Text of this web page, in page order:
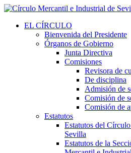
EL CÍRCULO
Bienvenida del Presidente
Órganos de Gobierno
Junta Directiva
Comisiones
Revisora de
De disciplina
Admisión de
Comisión de
Comisión de
Estatutos
Estatutos del
Sevilla
Estatutos de la